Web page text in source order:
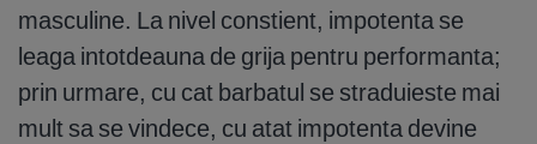
masculine. La nivel constient, impotenta se
leaga intotdeauna de grija pentru performanta;
prin urmare, cu cat barbatul se straduieste mai
mult sa se vindece, cu atat impotenta devine